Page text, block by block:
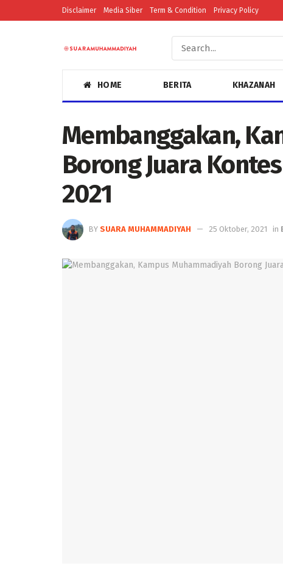
Disclaimer Media Siber Term & Condition Privacy Policy
HOME BERITA KHAZANAH
Membanggakan,
Borong Juara
2021
BY SUARA MUHAMMADIYAH 25 Oktober, 2021 in